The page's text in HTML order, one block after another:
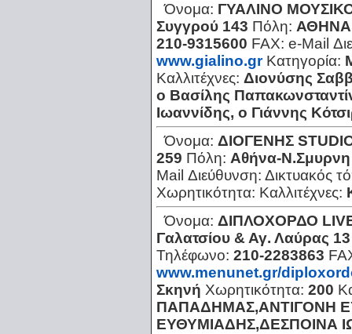
Όνομα: ΓΥΑΛΙΝΟ
Συγγρού 143 Πόλη: ΑΘΗΝΑ
210-9315600 FAX: e-Mail
www.gialino.gr Κατηγορία:
Καλλιτέχνες: Διονύσης
ο Βασίλης
Ιωαννίδης, ο Γιάννης
Όνομα: ΔΙΟΓΕΝΗΣ
259 Πόλη: Αθήνα-Ν.Σμυρνη
Mail Διεύθυνση: Δικτυακός
Χωρητικότητα: Καλλιτέχνες:
Όνομα: ΔΙΠΛΟΧΟΡΔΟ
Γαλατσίου & Αγ. Λαύρας 13
Τηλέφωνο: 210-2283863
www.menunet.gr/
Σκηνή Χωρητικότητα: 200
ΠΑΠΑΔΗΜΑΣ,ΑΝΤΙΓΟΝΗ
ΕΥΘΥΜΙΑΔΗΣ,ΔΕΣΠΟΙΝΑ